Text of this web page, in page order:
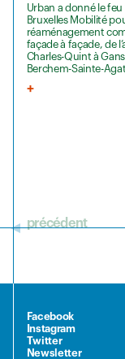
Urban a donné le feu
Bruxelles Mobilité
réaménagement
façade à façade, de
Charles-Quint à
Berchem-Sainte-
précédent
Facebook
Instagram
Twitter
Newsletter